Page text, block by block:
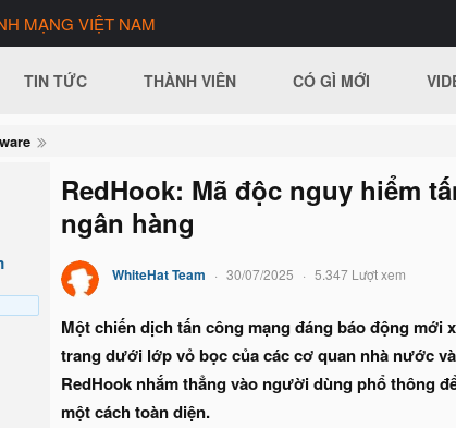
MẠNG VIỆT NAM
TIN TỨC THÀNH VIÊN CÓ GÌ MỚI
RedHook: Mã độc nguy hiểm
ngân hàng
WhiteHat Team 30/07/2025 5.347 Lượt xem
Một chiến dịch tấn công mạng đáng báo động mới
trang dưới lớp vỏ bọc của các cơ quan nhà nước
RedHook nhắm thẳng vào người dùng phổ thông
một cách toàn diện.